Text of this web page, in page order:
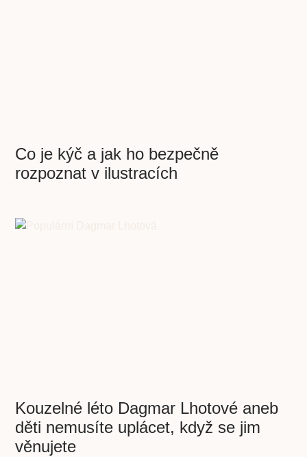
Co je kýč a jak ho bezpečně
rozpoznat v ilustracích
Kouzelné léto Dagmar Lhotové aneb
děti nemusíte uplácet, když se jim
věnujete